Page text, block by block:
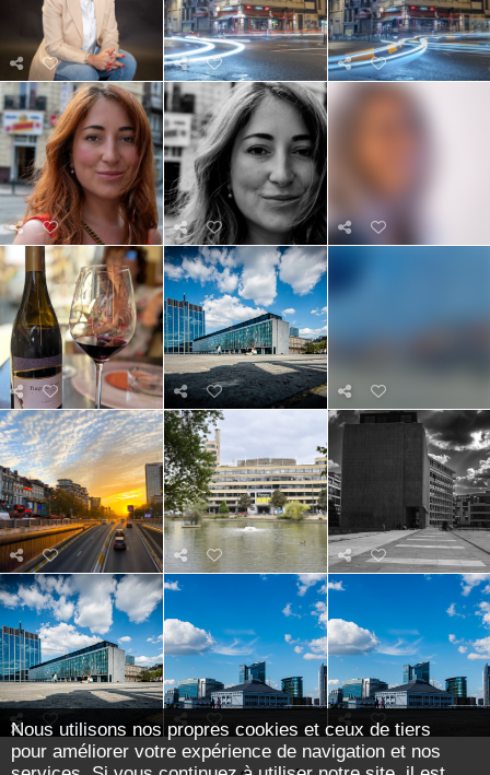
Nous utilisons nos propres cookies et ceux de tiers
pour améliorer votre expérience de navigation et nos